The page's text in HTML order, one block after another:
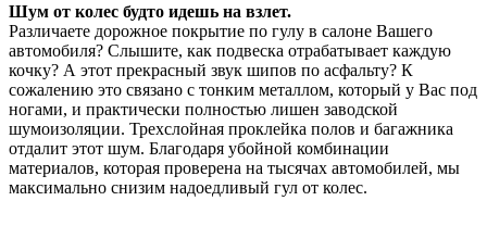
Шум от колес будто идешь на взлет.
Различаете дорожное покрытие по гулу в салоне Вашего
автомобиля? Слышите, как подвеска отрабатывает каждую
кочку? А этот прекрасный звук шипов по асфальту? К
сожалению это связано с тонким металлом, который у Вас под
ногами, и практически полностью лишен заводской
шумоизоляции. Трехслойная проклейка полов и багажника
отдалит этот шум. Благодаря убойной комбинации
материалов, которая проверена на тысячах автомобилей, мы
максимально снизим надоедливый гул от колес.